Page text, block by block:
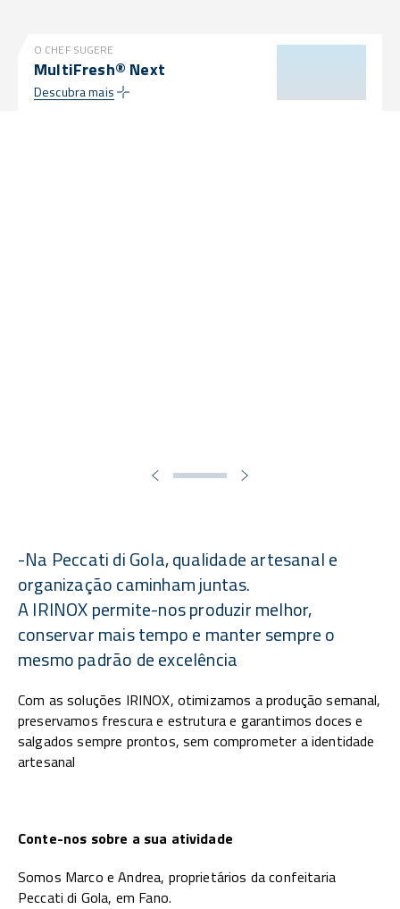
O CHEF SUGERE
MultiFresh® Next
Descubra mais
-Na Peccati di Gola, qualidade artesanal e
organização caminham juntas.
A IRINOX permite-nos produzir melhor,
conservar mais tempo e manter sempre o
mesmo padrão de excelência
Com as soluções IRINOX, otimizamos a produção semanal,
preservamos frescura e estrutura e garantimos doces e
salgados sempre prontos, sem comprometer a identidade
artesanal
Conte-nos sobre a sua atividade
Somos Marco e Andrea, proprietários da confeitaria
Peccati di Gola, em Fano.